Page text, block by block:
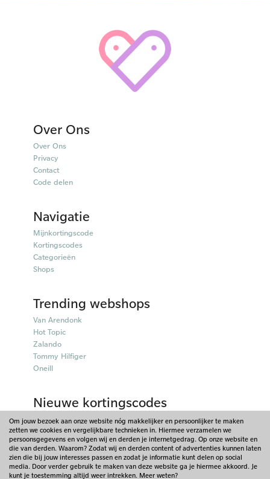
Over Ons
Over Ons
Privacy
Contact
Code delen
Navigatie
Mijnkortingscode
Kortingscodes
Categorieën
Shops
Trending webshops
Van Arendonk
Hot Topic
Zalando
Tommy Hilfiger
Oneill
Nieuwe kortingscodes
50plusmobiel kortingscodes
Parfumado kortingscodes
Fitpen kortingscodes
Things I Like Things I Love kortingscodes
Briters kortingscodes
Om jouw bezoek aan onze website nóg makkelijker en persoonlijker te maken
zetten we cookies en vergelijkbare technieken in. Hiermee verzamelen we
persoonsgegevens en volgen wij en derden je internetgedrag. Op onze website en
die van derden. Waarom? Zodat wij en derden content of advertenties kunnen laten
zien die bij jouw interesses passen en zodat je informatie kunt delen op social
media. Door verder gebruik te maken van deze website ga je hiermee akkoord. Je
kunt je toestemming altijd weer intrekken. Meer weten?